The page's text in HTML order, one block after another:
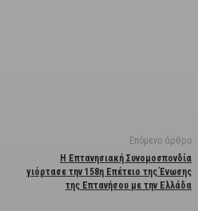
Επόμενο άρθρο
Η Επτανησιακή Συνομοσπονδία
γιόρτασε την 158η Επέτειο της Ένωσης
της Επτανήσου με την Ελλάδα